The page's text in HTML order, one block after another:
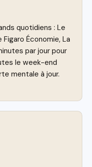
quotidiens : Le
Économie, La
par jour pour
le week-end
mentale à jour.